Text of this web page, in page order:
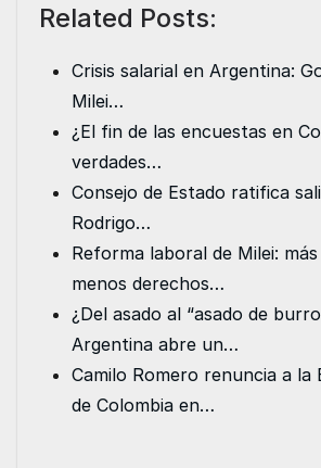
c
b
o
o
k
i
r
a
n
n
A
p
e
Related Posts:
Crisis salarial en Argentina:
Milei…
¿El fin de las encuestas en
verdades…
Consejo de Estado ratifica
Rodrigo…
Reforma laboral de Milei:
menos derechos…
¿Del asado al “asado de
Argentina abre un…
Camilo Romero renuncia a la
de Colombia en…